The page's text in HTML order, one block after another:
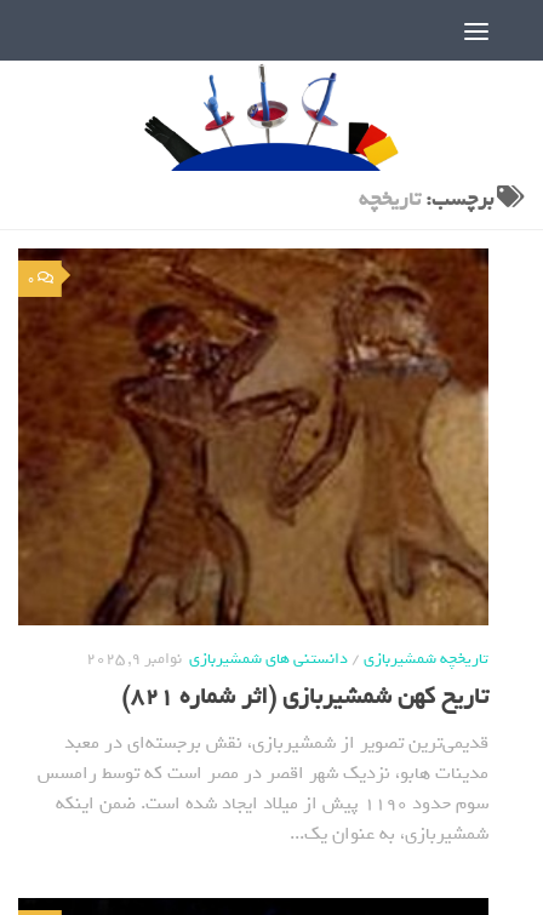
برچسب:تاریخچه
0
تاریخچه شمشیربازی/دانستنی های شمشیربازی نوامبر 9, 2025
تاریخ کهن شمشیربازی (اثر شماره 821)
قدیمی‌ترین تصویر از شمشیربازی، نقش برجسته‌ای در معبد
مدینات هابو، نزدیک شهر اقصر در مصر است که توسط رامسس
سوم حدود ۱۱۹۰ پیش از میلاد ایجاد شده است. ضمن اینکه
شمشیربازی، به عنوان یک...